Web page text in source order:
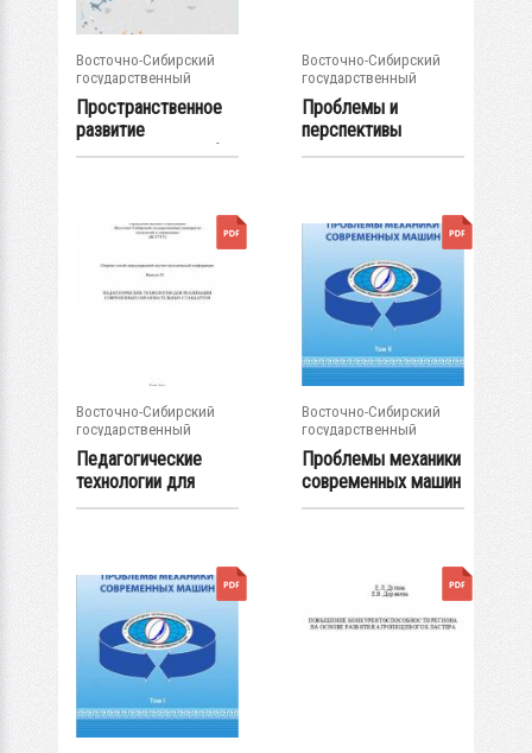
Восточно-Сибирский
государственный
университет...
Пространственное
развитие
конкурентоспособн
Восточно-Сибирский
государственный
университет...
Проблемы и
перспективы
развития
Восточно-Сибирский
государственный
университет...
Педагогические
технологии для
реализации...
Восточно-Сибирский
государственный
университет...
Проблемы механики
современных машин
: материалы...